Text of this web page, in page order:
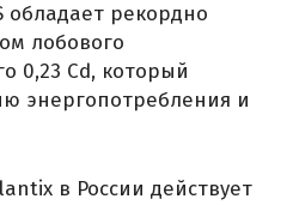
обладает рекордно
лобового
0,23 Cd, который
энергопотребления и
в России действует